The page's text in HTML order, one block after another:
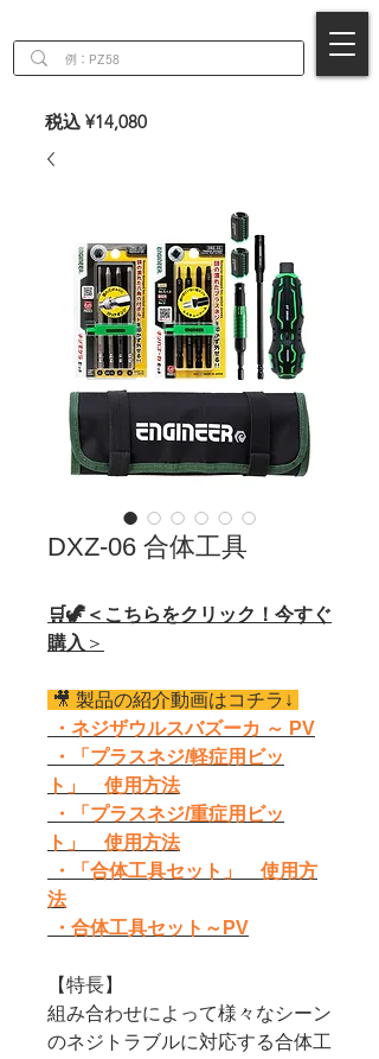
税込 ¥14,080
DXZ-06 合体工具
🛒🦖＜こちらをクリック！今すぐ
購入 ＞
🎥 製品の紹介動画はコチラ↓
・ネジザウルスバズーカ ～ PV
・「プラスネジ/軽症用ビッ
ト」 使用方法
・「プラスネジ/重症用ビッ
ト」 使用方法
・「合体工具セット」 使用方
法
・合体工具セット～PV
【特長】
組み合わせによって様々なシーン
のネジトラブルに対応する合体工